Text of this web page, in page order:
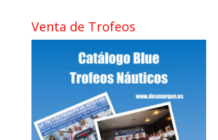
Venta de Trofeos